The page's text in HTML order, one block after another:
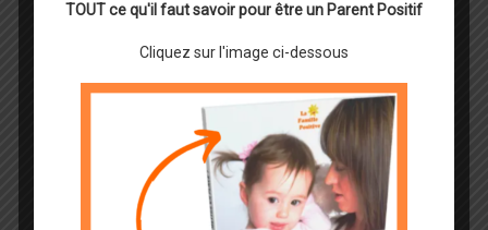
TOUT ce qu'il faut savoir pour être un Parent Positif
Cliquez sur l'image ci-dessous